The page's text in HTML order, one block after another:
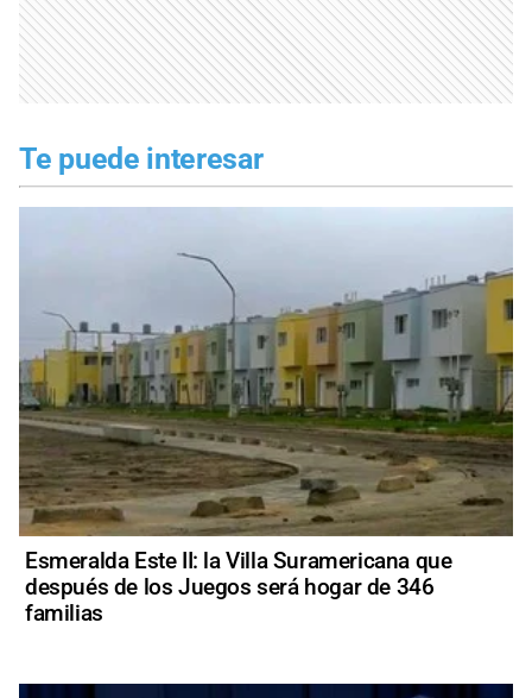
Te puede interesar
Esmeralda Este II: la Villa Suramericana que
después de los Juegos será hogar de 346
familias